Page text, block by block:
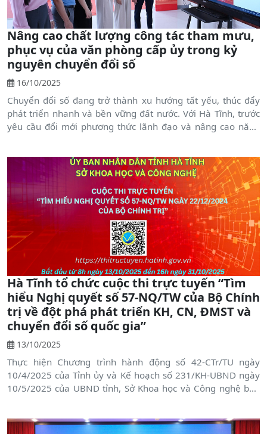
Nâng cao chất lượng công tác tham mưu,
phục vụ của văn phòng cấp ủy trong kỷ
nguyên chuyển đổi số
16/10/2025
Chuyển đổi số đang trở thành xu hướng tất yếu, thúc đẩy
phát triển nhanh và bền vững đất nước. Với Hà Tĩnh, trước
yêu cầu đổi mới phương thức lãnh đạo và nâng cao năng
đảm bảo sự lãnh đạo toàn diện, hiệu quả của cấp ủy trong
kỷ nguyên số.
Hà Tĩnh tổ chức cuộc thi trực tuyến “Tìm
hiểu Nghị quyết số 57-NQ/TW của Bộ Chính
trị về đột phá phát triển KH, CN, ĐMST và
chuyển đổi số quốc gia”
13/10/2025
Thực hiện Chương trình hành động số 42-CTr/TU ngày
10/4/2025 của Tỉnh ủy và Kế hoạch số 231/KH-UBND ngày
10/5/2025 của UBND tỉnh, Sở Khoa học và Công nghệ ban
công nghệ, đổi mới sáng tạo và chuyển đổi số quốc gia” trên